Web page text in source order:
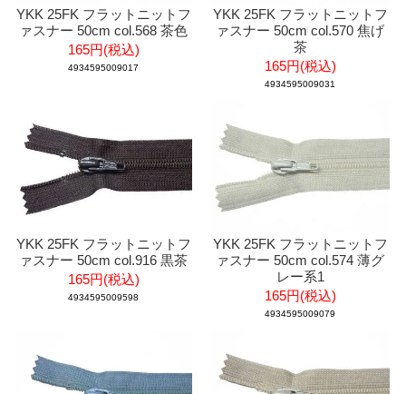
YKK 25FK フラットニットフ
ァスナー 50cm col.568 茶色
165円(税込)
4934595009017
YKK 25FK フラットニットフ
ァスナー 50cm col.570 焦げ
茶
165円(税込)
4934595009031
YKK 25FK フラットニットフ
ァスナー 50cm col.916 黒茶
165円(税込)
4934595009598
YKK 25FK フラットニットフ
ァスナー 50cm col.574 薄グ
レー系1
165円(税込)
4934595009079